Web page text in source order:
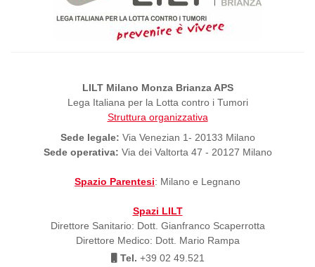
LILT Milano Monza Brianza APS
Lega Italiana per la Lotta contro i Tumori
Struttura organizzativa
Sede legale: Via Venezian 1- 20133 Milano
Sede operativa: Via dei Valtorta 47 - 20127 Milano
Spazio Parentesi: Milano e Legnano
Spazi LILT
Direttore Sanitario: Dott. Gianfranco Scaperrotta
Direttore Medico: Dott. Mario Rampa
Tel. +39 02 49.521